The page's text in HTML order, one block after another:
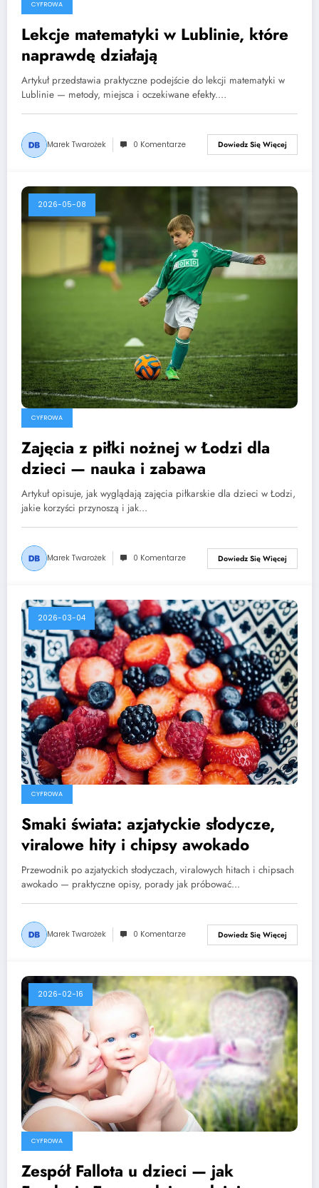
CYFROWA
Lekcje matematyki w Lublinie, które
naprawdę działają
Artykuł przedstawia praktyczne podejście do lekcji matematyki w
Lublinie — metody, miejsca i oczekiwane efekty.…
Marek Twarożek 0 Komentarze Dowiedz Się Więcej
2026-05-08
CYFROWA
Zajęcia z piłki nożnej w Łodzi dla
dzieci — nauka i zabawa
Artykuł opisuje, jak wyglądają zajęcia piłkarskie dla dzieci w Łodzi,
jakie korzyści przynoszą i jak…
Marek Twarożek 0 Komentarze Dowiedz Się Więcej
2026-03-04
CYFROWA
Smaki świata: azjatyckie słodycze,
viralowe hity i chipsy awokado
Przewodnik po azjatyckich słodyczach, viralowych hitach i chipsach
awokado — praktyczne opisy, porady jak próbować…
Marek Twarożek 0 Komentarze Dowiedz Się Więcej
2026-02-16
CYFROWA
Zespół Fallota u dzieci — jak